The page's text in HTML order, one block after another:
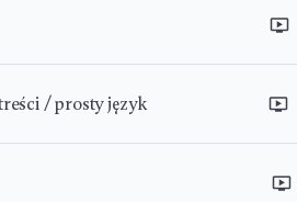
ondemand_video
/ prosty język ondemand_video
ondemand_video